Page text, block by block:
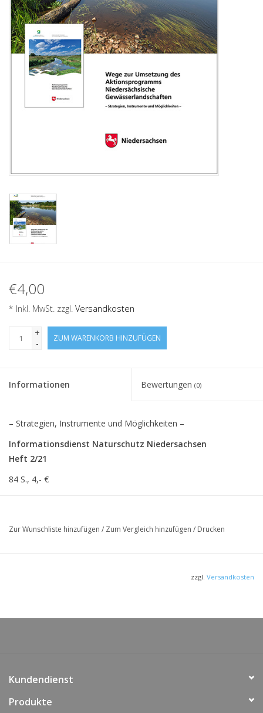
€4,00
* Inkl. MwSt. zzgl. Versandkosten
+
-
ZUM WARENKORB HINZUFÜGEN
Informationen Bewertungen (0)
– Strategien, Instrumente und Möglichkeiten –
Informationsdienst Naturschutz Niedersachsen
Heft 2/21
84 S., 4,- €
www.nlwkn.niedersachsen.de/download/176335
Zur Wunschliste hinzufügen / Zum Vergleich hinzufügen / Drucken
zzgl. Versandkosten
Kundendienst
Produkte